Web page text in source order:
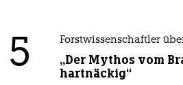
5 Forstwissenschaftler
„Der Mythos vom
hartnäckig“